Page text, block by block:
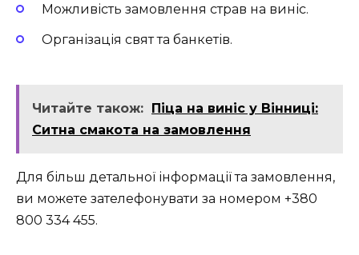
Можливість замовлення страв на виніс.
Організація свят та банкетів.
Читайте також: Піца на виніс у Вінниці:
Ситна смакота на замовлення
Для більш детальної інформації та замовлення,
ви можете зателефонувати за номером +380
800 334 455.